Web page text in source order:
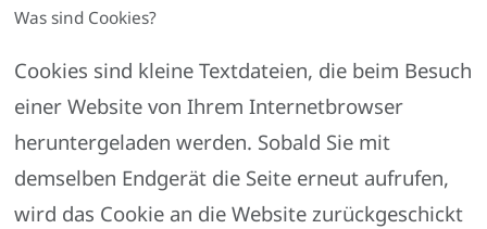
Was sind Cookies?
Cookies sind kleine Textdateien, die beim Besuch
einer Website von Ihrem Internetbrowser
heruntergeladen werden. Sobald Sie mit
demselben Endgerät die Seite erneut aufrufen,
wird das Cookie an die Website zurückgeschickt